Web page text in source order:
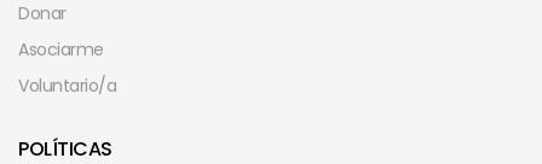
Donar
Asociarme
Voluntario/a
POLÍTICAS